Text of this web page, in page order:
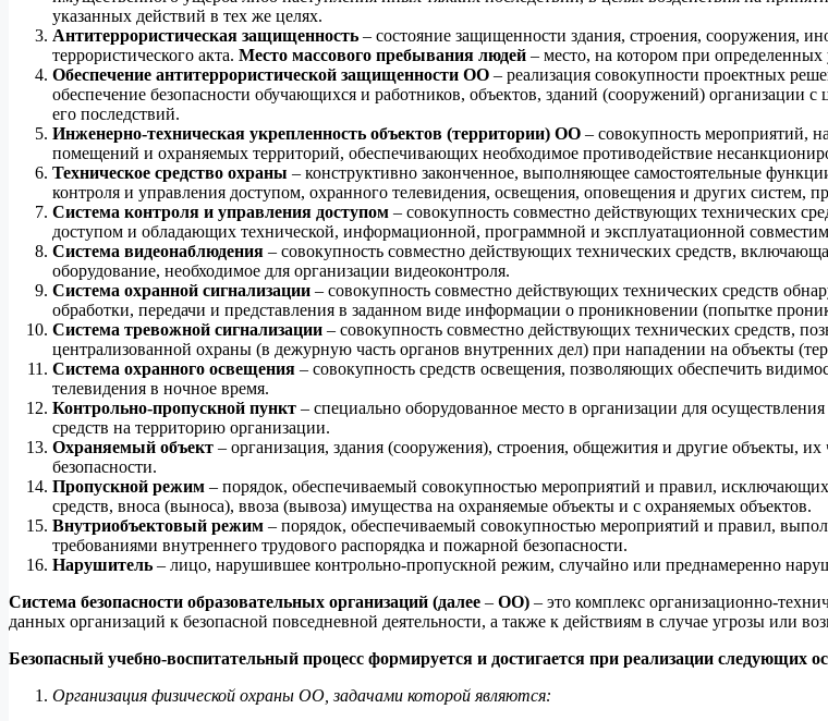
указанных действий в тех же целях.
Антитеррористическая защищенность – состояние защищенности здания, строения, сооружения,
террористического акта. Место массового пребывания людей – место, на котором при определенных
Обеспечение антитеррористической защищенности ОО – реализация совокупности проектных
обеспечение безопасности обучающихся и работников, объектов, зданий (сооружений) организации
его последствий.
Инженерно-техническая укрепленность объектов (территории) ОО – совокупность мероприятий,
помещений и охраняемых территорий, обеспечивающих необходимое противодействие
Техническое средство охраны – конструктивно законченное, выполняющее самостоятельные
контроля и управления доступом, охранного телевидения, освещения, оповещения и других систем,
Система контроля и управления доступом – совокупность совместно действующих технических
доступом и обладающих технической, информационной, программной и эксплуатационной
Система видеонаблюдения – совокупность совместно действующих технических средств,
оборудование, необходимое для организации видеоконтроля.
Система охранной сигнализации – совокупность совместно действующих технических средств
обработки, передачи и представления в заданном виде информации о проникновении (попытке
Система тревожной сигнализации – совокупность совместно действующих технических средств,
централизованной охраны (в дежурную часть органов внутренних дел) при нападении на объекты
Система охранного освещения – совокупность средств освещения, позволяющих обеспечить
телевидения в ночное время.
Контрольно-пропускной пункт – специально оборудованное место в организации для
средств на территорию организации.
Охраняемый объект – организация, здания (сооружения), строения, общежития и другие объекты,
безопасности.
Пропускной режим – порядок, обеспечиваемый совокупностью мероприятий и правил,
средств, вноса (выноса), ввоза (вывоза) имущества на охраняемые объекты и с охраняемых объектов.
Внутриобъектовый режим – порядок, обеспечиваемый совокупностью мероприятий и правил,
требованиями внутреннего трудового распорядка и пожарной безопасности.
Нарушитель – лицо, нарушившее контрольно-пропускной режим, случайно или преднамеренно
Система безопасности образовательных организаций (далее – ОО) – это комплекс организационно-
данных организаций к безопасной повседневной деятельности, а также к действиям в случае угрозы или
Безопасный учебно-воспитательный процесс формируется и достигается при реализации следующих
Организация физической охраны ОО, задачами которой являются: